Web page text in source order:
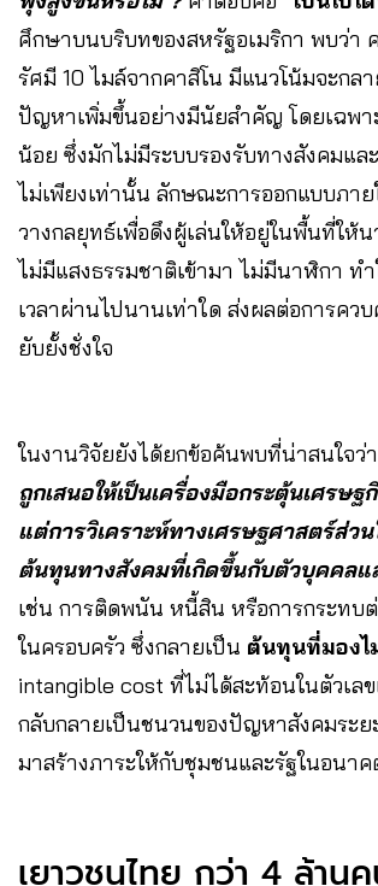
ศึกษาบนบริบทของสหรัฐอเมริกา พบว่า
รัศมี 10 ไมล์จากคาสิโน มีแนวโน้มจะก
ปัญหาเพิ่มขึ้นอย่างมีนัยสำคัญ โดยเฉพา
น้อย ซึ่งมักไม่มีระบบรองรับทางสังคมแล
ไม่เพียงเท่านั้น ลักษณะการออกแบบภาย
วางกลยุทธ์เพื่อดึงผู้เล่นให้อยู่ในพื้นที่ให้
ไม่มีแสงธรรมชาติเข้ามา ไม่มีนาฬิกา ทำ
เวลาผ่านไปนานเท่าใด ส่งผลต่อการคว
ยับยั้งชั่งใจ
ในงานวิจัยยังได้ยกข้อค้นพบที่น่าสนใจว่า
ถูกเสนอให้เป็นเครื่องมือกระตุ้นเศรษฐ
แต่การวิเคราะห์ทางเศรษฐศาสตร์ส่ว
ต้นทุนทางสังคมที่เกิดขึ้นกับตัวบุคคลแ
เช่น การติดพนัน หนี้สิน หรือการกระทบ
ในครอบครัว ซึ่งกลายเป็น ต้นทุนที่มองไ
intangible cost ที่ไม่ได้สะท้อนในตัวเล
กลับกลายเป็นชนวนของปัญหาสังคมระ
มาสร้างภาระให้กับชุมชนและรัฐในอนาค
เยาวชนไทย กว่า 4 ล้าน